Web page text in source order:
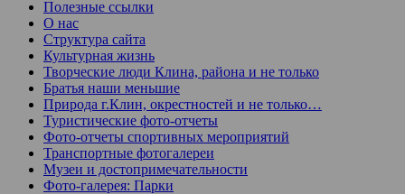
Полезные ссылки
О нас
Структура сайта
Культурная жизнь
Творческие люди Клина, района и не только
Братья наши меньшие
Природа г.Клин, окрестностей и не только…
Туристические фото-отчеты
Фото-отчеты спортивных мероприятий
Транспортные фотогалереи
Музеи и достопримечательности
Фото-галерея: Парки